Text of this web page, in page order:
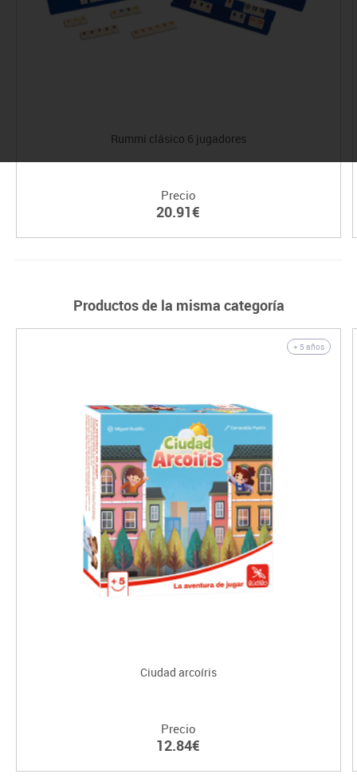
Rummi clásico 6 jugadores
Precio
20.91€
Productos de la misma categoría
+ 5 años
Ciudad arcoíris
Precio
12.84€